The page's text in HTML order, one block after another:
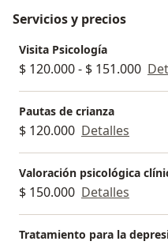
Servicios y precios
Visita Psicología
$ 120.000 - $ 151.000
Pautas de crianza
$ 120.000 Detalles
Valoración psicológica
$ 150.000 Detalles
Tratamiento para la